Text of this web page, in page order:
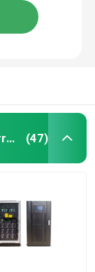
UPS Sistema de alimentación ininterrumpida (47)